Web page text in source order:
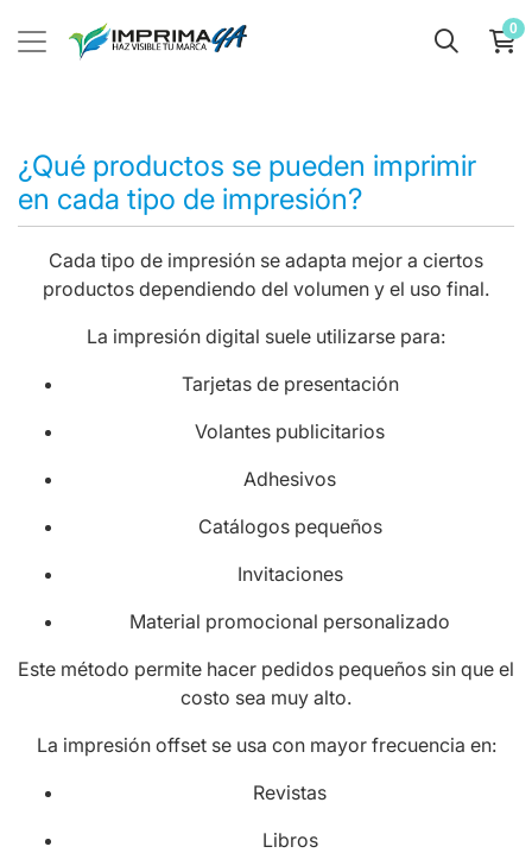
0
¿Qué productos se pueden imprimir
en cada tipo de impresión?
Cada tipo de impresión se adapta mejor a ciertos
productos dependiendo del volumen y el uso final.
La impresión digital suele utilizarse para:
Tarjetas de presentación
Volantes publicitarios
Adhesivos
Catálogos pequeños
Invitaciones
Material promocional personalizado
Este método permite hacer pedidos pequeños sin que el
costo sea muy alto.
La impresión offset se usa con mayor frecuencia en:
Revistas
Libros